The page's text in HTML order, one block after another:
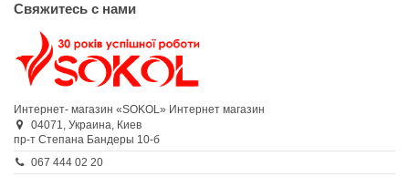
Свяжитесь с нами
Интернет- магазин «SOKOL» Интернет магазин
04071, Украина, Киев
пр-т Степана Бандеры 10-б
067 444 02 20